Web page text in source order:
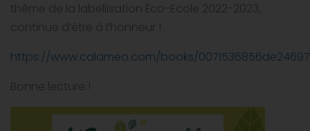
thème de la labellisation Éco-Ecole 2022-2023,
continue d’être à l’honneur !
https://www.calameo.com/books/
Bonne lecture !